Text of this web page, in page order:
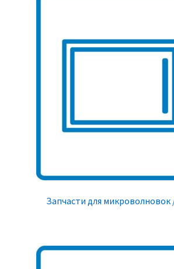
Запчасти для микроволновок